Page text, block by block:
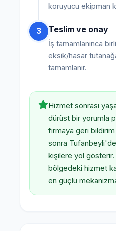
koruyucu ekipman
3 Teslim ve onay
İş tamamlanınca
eksik/hasar
tamamlanır.
Hizmet sonrası
dürüst bir yorumla
firmaya geri
sonra
kişilere yol
bölgedeki hizmet
en güçlü